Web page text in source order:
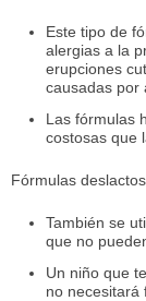
Este tipo de
alergias a la
erupciones
causadas por
Las fórmulas
costosas que
Fórmulas
También se
que no
Un niño que
no necesitará